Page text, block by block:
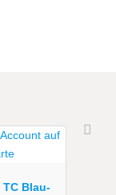
TC Blau-